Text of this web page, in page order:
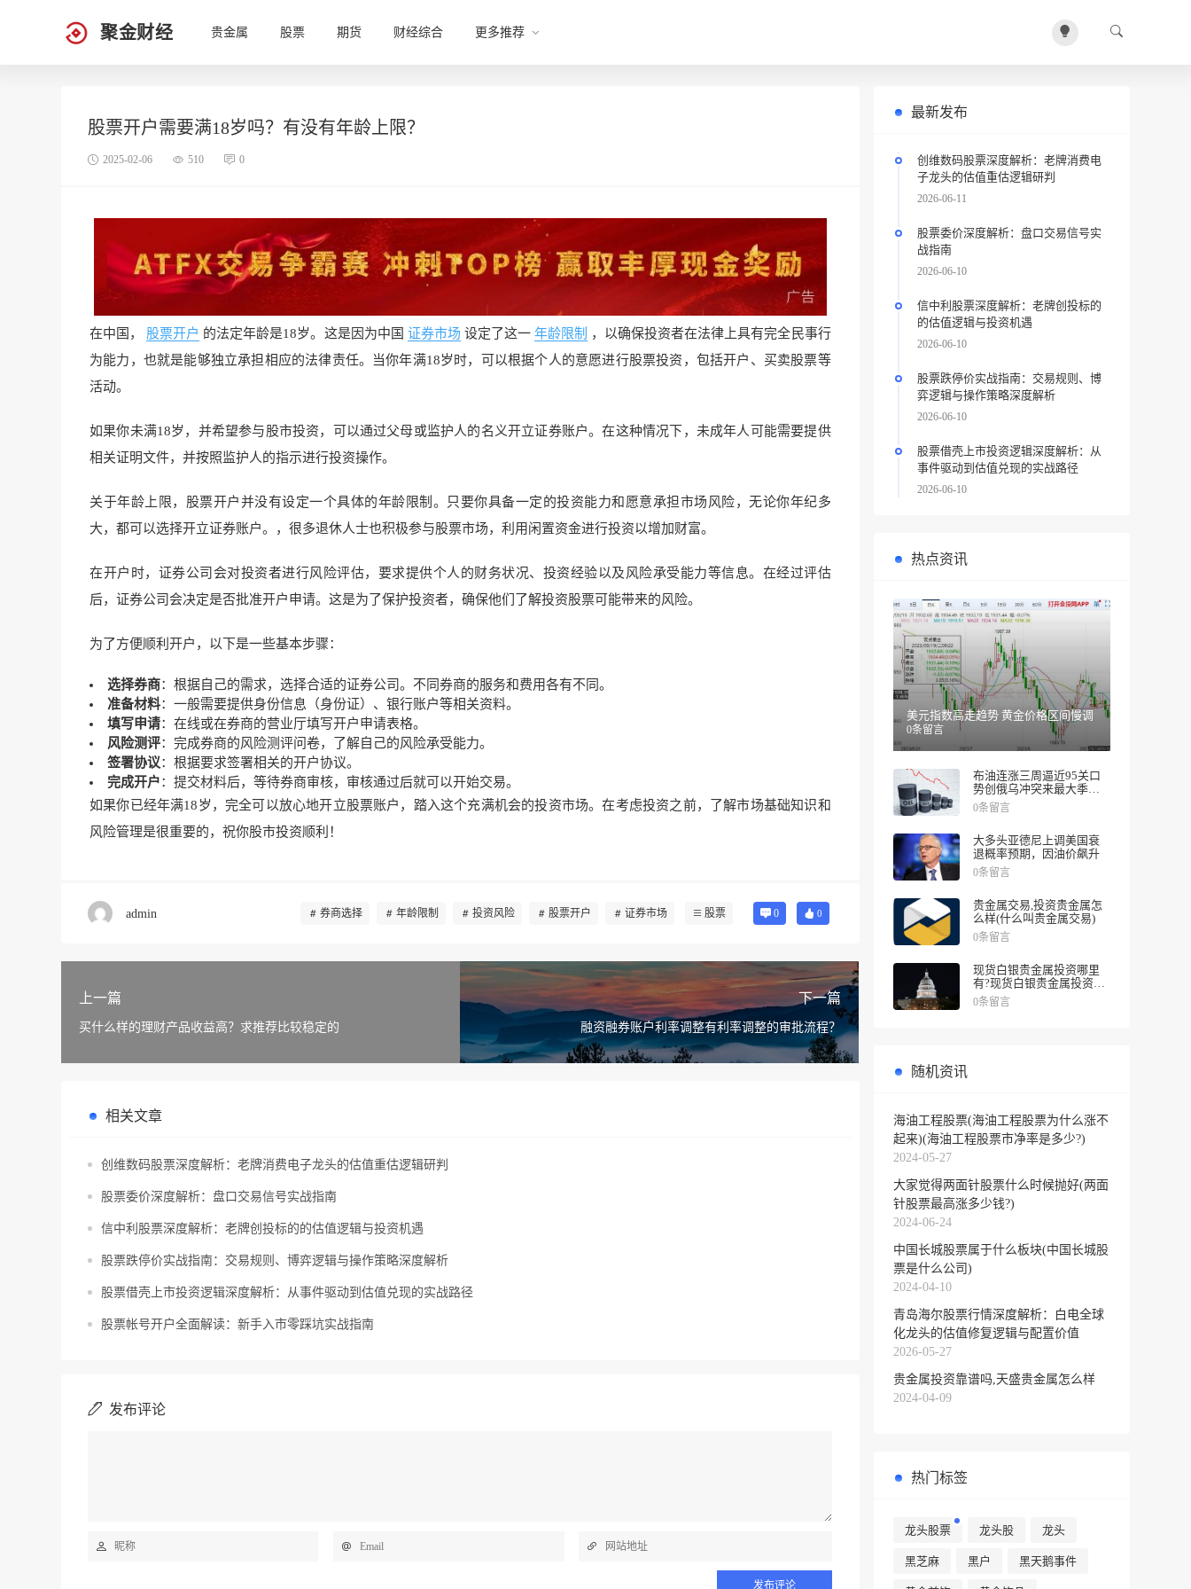
聚金财经 贵金属 股票 期货 财经综合 更多推荐
股票开户需要满18岁吗？有没有年龄上限？
2025-02-06 510 0
在中国， 股票开户 的法定年龄是18岁。这是因为中国 证券市场 设定了这一 年龄限制 ，以确保投资者在法律上具有完全民事行
为能力，也就是能够独立承担相应的法律责任。当你年满18岁时，可以根据个人的意愿进行股票投资，包括开户、买卖股票等
活动。
如果你未满18岁，并希望参与股市投资，可以通过父母或监护人的名义开立证券账户。在这种情况下，未成年人可能需要提供
相关证明文件，并按照监护人的指示进行投资操作。
关于年龄上限，股票开户并没有设定一个具体的年龄限制。只要你具备一定的投资能力和愿意承担市场风险，无论你年纪多
大，都可以选择开立证券账户。，很多退休人士也积极参与股票市场，利用闲置资金进行投资以增加财富。
在开户时，证券公司会对投资者进行风险评估，要求提供个人的财务状况、投资经验以及风险承受能力等信息。在经过评估
后，证券公司会决定是否批准开户申请。这是为了保护投资者，确保他们了解投资股票可能带来的风险。
为了方便顺利开户，以下是一些基本步骤：
选择券商：根据自己的需求，选择合适的证券公司。不同券商的服务和费用各有不同。
准备材料：一般需要提供身份信息（身份证）、银行账户等相关资料。
填写申请：在线或在券商的营业厅填写开户申请表格。
风险测评：完成券商的风险测评问卷，了解自己的风险承受能力。
签署协议：根据要求签署相关的开户协议。
完成开户：提交材料后，等待券商审核，审核通过后就可以开始交易。
如果你已经年满18岁，完全可以放心地开立股票账户，踏入这个充满机会的投资市场。在考虑投资之前，了解市场基础知识和
风险管理是很重要的，祝你股市投资顺利！
admin 券商选择 年龄限制 投资风险 股票开户 证券市场 股票 0 0
上一篇
买什么样的理财产品收益高？求推荐比较稳定的
下一篇
融资融券账户利率调整有利率调整的审批流程？
相关文章
创维数码股票深度解析：老牌消费电子龙头的估值重估逻辑研判
股票委价深度解析：盘口交易信号实战指南
信中利股票深度解析：老牌创投标的的估值逻辑与投资机遇
股票跌停价实战指南：交易规则、博弈逻辑与操作策略深度解析
股票借壳上市投资逻辑深度解析：从事件驱动到估值兑现的实战路径
股票帐号开户全面解读：新手入市零踩坑实战指南
发布评论
最新发布
创维数码股票深度解析：老牌消费电
子龙头的估值重估逻辑研判
2026-06-11
股票委价深度解析：盘口交易信号实
战指南
2026-06-10
信中利股票深度解析：老牌创投标的
的估值逻辑与投资机遇
2026-06-10
股票跌停价实战指南：交易规则、博
弈逻辑与操作策略深度解析
2026-06-10
股票借壳上市投资逻辑深度解析：从
事件驱动到估值兑现的实战路径
2026-06-10
热点资讯
美元指数高走趋势 黄金价格区间慢调
0条留言
布油连涨三周逼近95关口
势创俄乌冲突来最大季度
涨幅
0条留言
大多头亚德尼上调美国衰
退概率预期，因油价飙升
0条留言
贵金属交易,投资贵金属怎
么样(什么叫贵金属交易)
0条留言
现货白银贵金属投资哪里
有?现货白银贵金属投资被
诱导投资亏损
0条留言
随机资讯
海油工程股票(海油工程股票为什么涨不
起来)(海油工程股票市净率是多少?)
2024-05-27
大家觉得两面针股票什么时候抛好(两面
针股票最高涨多少钱?)
2024-06-24
中国长城股票属于什么板块(中国长城股
票是什么公司)
2024-04-10
青岛海尔股票行情深度解析：白电全球
化龙头的估值修复逻辑与配置价值
2026-05-27
贵金属投资靠谱吗,天盛贵金属怎么样
2024-04-09
热门标签
龙头股票 龙头股 龙头
黑芝麻 黑户 黑天鹅事件